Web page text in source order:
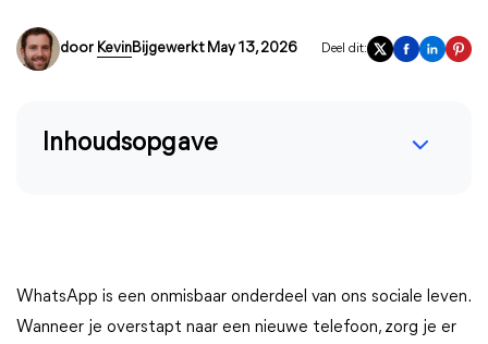
door KevinBijgewerkt May 13, 2026 Deel dit:
Inhoudsopgave
WhatsApp is een onmisbaar onderdeel van ons sociale leven.
Wanneer je overstapt naar een nieuwe telefoon, zorg je er